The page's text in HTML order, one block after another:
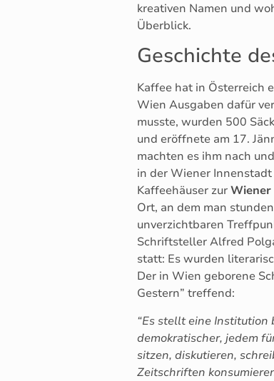
kreativen Namen und
Überblick.
Geschichte
Kaffee hat in Österreich
Wien Ausgaben dafür
musste, wurden 500
und eröffnete am 17.
machten es ihm nach
in der Wiener
Kaffeehäuser zur
Ort, an dem man
unverzichtbaren
Schriftsteller Alfred
statt: Es wurden
Der in Wien geborene
Gestern” treffend:
“Es stellt eine
demokratischer, jedem
sitzen, diskutieren,
Zeitschriften